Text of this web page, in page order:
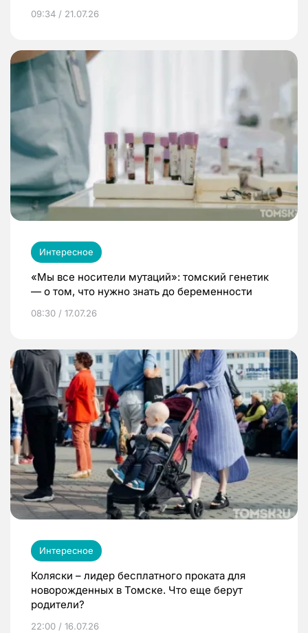
09:34 / 21.07.26
Интересное
«Мы все носители мутаций»: томский генетик
— о том, что нужно знать до беременности
08:30 / 17.07.26
Интересное
Коляски – лидер бесплатного проката для
новорожденных в Томске. Что еще берут
родители?
22:00 / 16.07.26